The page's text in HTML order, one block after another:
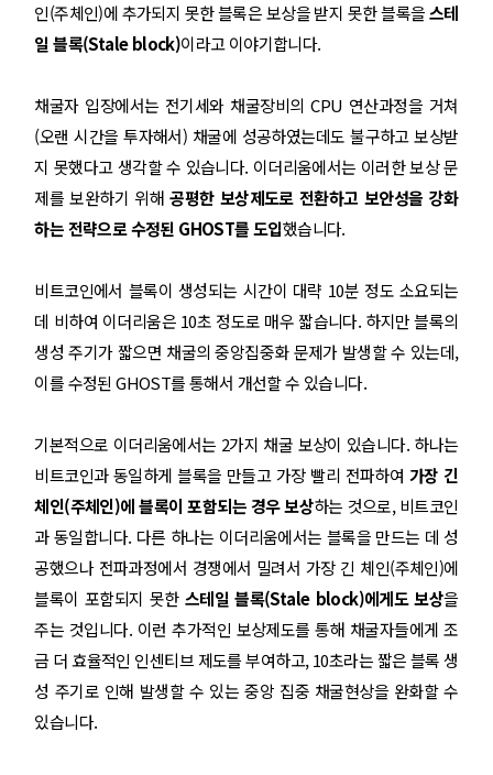
인(주체인)에 추가되지 못한 블록은 보상을 받지 못한 블록을스테
일 블록(Stale block)이라고 이야기합니다.
채굴자 입장에서는 전기세와 채굴장비의 CPU 연산과정을 거쳐
(오랜 시간을 투자해서) 채굴에 성공하였는데도 불구하고 보상받
지 못했다고 생각할 수 있습니다. 이더리움에서는 이러한 보상 문
제를 보완하기 위해공평한 보상제도로 전환하고 보안성을 강화
하는 전략으로 수정된 GHOST를 도입했습니다.
비트코인에서 블록이 생성되는 시간이 대략 10분 정도 소요되는
데 비하여 이더리움은 10초 정도로 매우 짧습니다. 하지만 블록의
생성 주기가 짧으면 채굴의 중앙집중화 문제가 발생할 수 있는데,
이를 수정된 GHOST를 통해서 개선할 수 있습니다.
기본적으로 이더리움에서는 2가지 채굴 보상이 있습니다. 하나는
비트코인과 동일하게 블록을 만들고 가장 빨리 전파하여 가장 긴
체인(주체인)에 블록이 포함되는 경우 보상하는 것으로, 비트코인
과 동일합니다. 다른 하나는 이더리움에서는 블록을 만드는 데 성
공했으나 전파과정에서 경쟁에서 밀려서 가장 긴 체인(주체인)에
블록이 포함되지 못한 스테일 블록(Stale block)에게도 보상을
주는 것입니다. 이런 추가적인 보상제도를 통해 채굴자들에게 조
금 더 효율적인 인센티브 제도를 부여하고, 10초라는 짧은 블록 생
성 주기로 인해 발생할 수 있는 중앙 집중 채굴현상을 완화할 수
있습니다.